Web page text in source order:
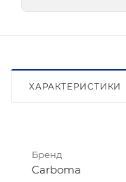
ХАРАКТЕРИСТИКИ
Бренд
Carboma